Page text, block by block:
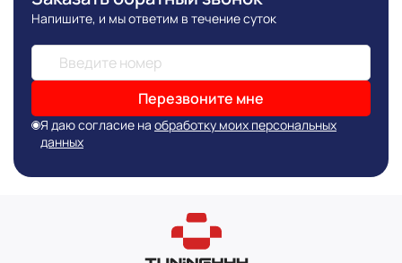
Напишите, и мы ответим в течение суток
Перезвоните мне
Я даю согласие на обработку моих персональных
данных